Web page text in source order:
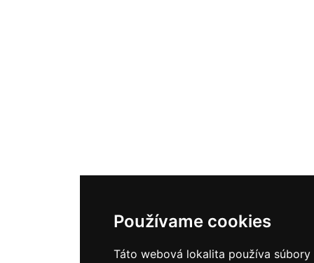
Používame cookies
Táto webová lokalita používa